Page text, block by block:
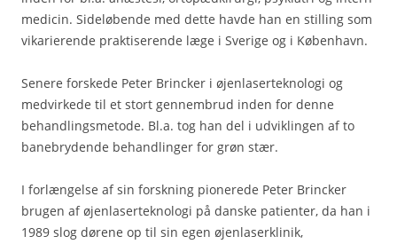
medicin. Sideløbende med dette havde han en stilling som
vikarierende praktiserende læge i Sverige og i København.
Senere forskede Peter Brincker i øjenlaserteknologi og
medvirkede til et stort gennembrud inden for denne
behandlingsmetode. Bl.a. tog han del i udviklingen af to
banebrydende behandlinger for grøn stær.
I forlængelse af sin forskning pionerede Peter Brincker
brugen af øjenlaserteknologi på danske patienter, da han i
1989 slog dørene op til sin egen øjenlaserklinik,